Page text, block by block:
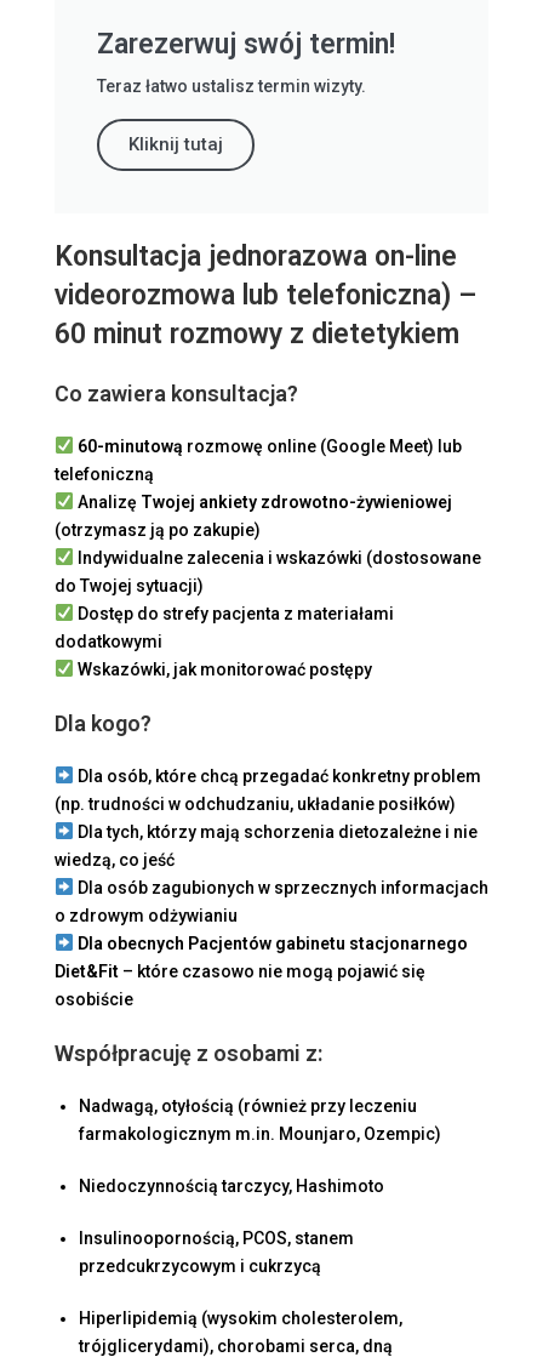
Zarezerwuj swój termin!
Teraz łatwo ustalisz termin wizyty.
Kliknij tutaj
Konsultacja jednorazowa on-line
videorozmowa lub telefoniczna) –
60 minut rozmowy z dietetykiem
Co zawiera konsultacja?
60-minutową rozmowę online (Google Meet) lub
telefoniczną
Analizę Twojej ankiety zdrowotno-żywieniowej
(otrzymasz ją po zakupie)
Indywidualne zalecenia i wskazówki (dostosowane
do Twojej sytuacji)
Dostęp do strefy pacjenta z materiałami
dodatkowymi
Wskazówki, jak monitorować postępy
Dla kogo?
Dla osób, które chcą przegadać konkretny problem
(np. trudności w odchudzaniu, układanie posiłków)
Dla tych, którzy mają schorzenia dietozależne i nie
wiedzą, co jeść
Dla osób zagubionych w sprzecznych informacjach
o zdrowym odżywianiu
Dla obecnych Pacjentów gabinetu stacjonarnego
Diet&Fit – które czasowo nie mogą pojawić się
osobiście
Współpracuję z osobami z:
Nadwagą, otyłością (również przy leczeniu
farmakologicznym m.in. Mounjaro, Ozempic)
Niedoczynnością tarczycy, Hashimoto
Insulinoopornością, PCOS, stanem
przedcukrzycowym i cukrzycą
Hiperlipidemią (wysokim cholesterolem,
trójglicerydami), chorobami serca, dną